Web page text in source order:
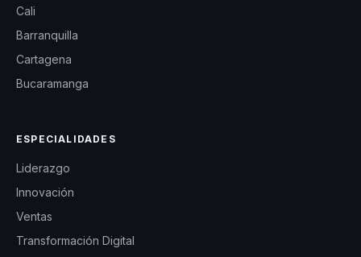
Cali
Barranquilla
Cartagena
Bucaramanga
ESPECIALIDADES
Liderazgo
Innovación
Ventas
Transformación Digital